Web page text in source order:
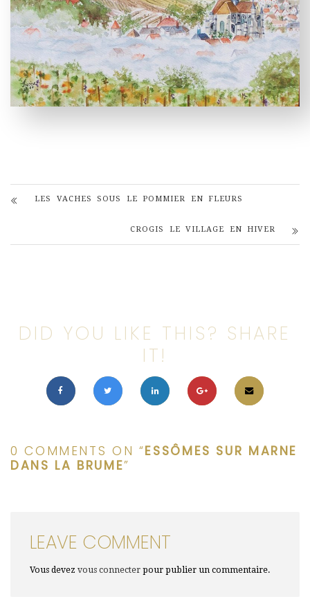
LES VACHES SOUS LE POMMIER EN FLEURS
CROGIS LE VILLAGE EN HIVER
DID YOU LIKE THIS? SHARE
IT!
0 COMMENTS ON “ESSÔMES SUR MARNE
DANS LA BRUME”
LEAVE COMMENT
Vous devez vous connecter pour publier un commentaire.